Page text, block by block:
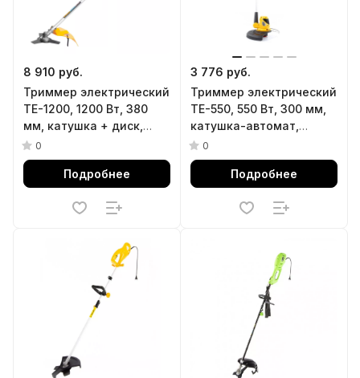
8 910 руб.
Триммер электрический
TE-1200, 1200 Вт, 380
мм, катушка + диск,
разборная штанга
Denzel
0
Подробнее
3 776 руб.
Триммер электрический
TE-550, 550 Вт, 300 мм,
катушка-автомат,
телескопическая
штанга Denzel
0
Подробнее